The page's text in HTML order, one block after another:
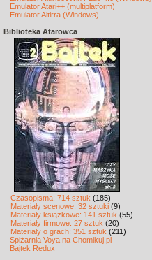
Emulator Atari++ (multiplatform)
Emulator Altirra (Windows)
Biblioteka Atarowca
Czasopisma: 714 sztuk (185)
Materiały scenowe: 32 sztuki (9)
Materiały książkowe: 141 sztuk (55)
Materiały firmowe: 27 sztuk (20)
Materiały o grach: 351 sztuk (211)
Spiżarnia Voya na Chomikuj.pl
Bajtek Redux